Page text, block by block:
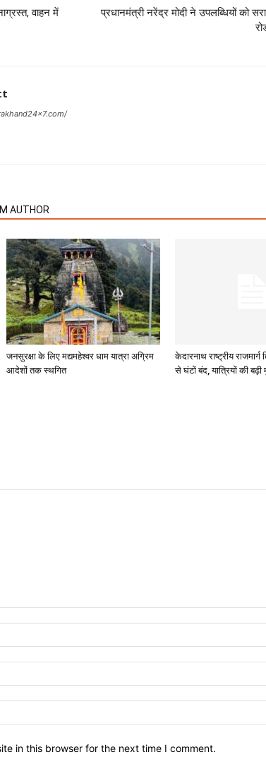
वाहन में
प्रधानमंत्री नरेंद्र मोदी ने उपलब्धियों को
AUTHOR
जनसुरक्षा के लिए मद्यमहेश्वर धाम यात्रा अग्रिम
आदेशों तक स्थगित
केदारनाथ राष्ट्रीय
से घंटों बंद, यात्रियों की
in this browser for the next time I comment.